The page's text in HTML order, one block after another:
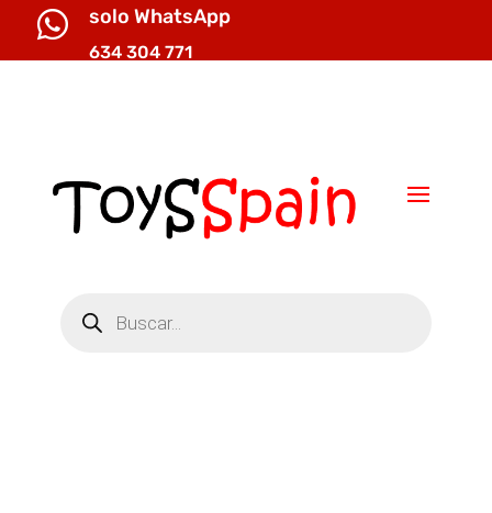
 solo WhatsApp
634 304 771
productos